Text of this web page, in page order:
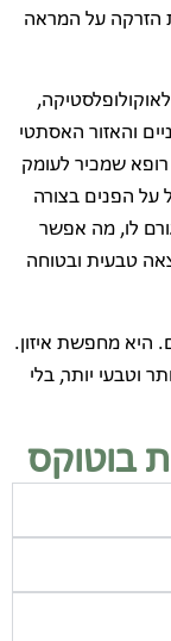
הזרקה על המראה
והאזור האסתטי
רופא שמכיר לעומק
על הפנים בצורה
לו, מה אפשר
טבעית ובטוחה
היא מחפשת איזון.
וטבעי יותר, בלי
בוטוקס